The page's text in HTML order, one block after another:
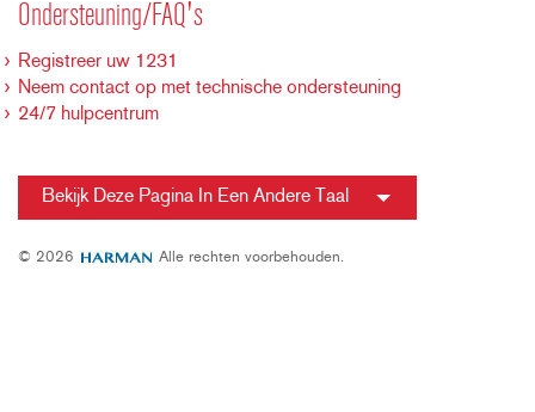
Ondersteuning/FAQ's
Registreer uw 1231
Neem contact op met technische ondersteuning
24/7 hulpcentrum
Bekijk Deze Pagina In Een Andere Taal
© 2026 Alle rechten voorbehouden.